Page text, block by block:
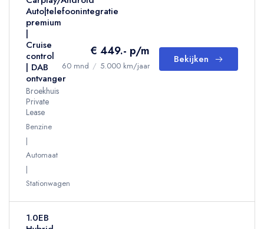
Auto|telefoonintegratie
premium
|
Cruise
control
| DAB
ontvanger
Broekhuis
Private
Lease
Benzine
Automaat
Stationwagen
€ 449.- p/m
60 mnd / 5.000 km/jaar
Bekijken
1.0EB